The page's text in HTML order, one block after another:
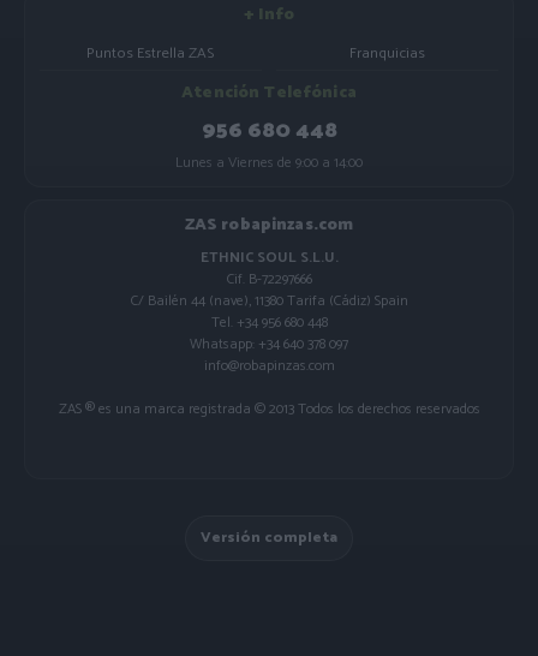
+ Info
Puntos Estrella ZAS Franquicias
Atención Telefónica
956 680 448
Lunes a Viernes de 9:00 a 14:00
ZAS robapinzas.com
ETHNIC SOUL S.L.U.
Cif. B-72297666
C/ Bailén 44 (nave), 11380 Tarifa (Cádiz) Spain
Tel. +34 956 680 448
Whatsapp: +34 640 378 097
info@robapinzas.com
ZAS ® es una marca registrada © 2013 Todos los derechos reservados
Versión completa